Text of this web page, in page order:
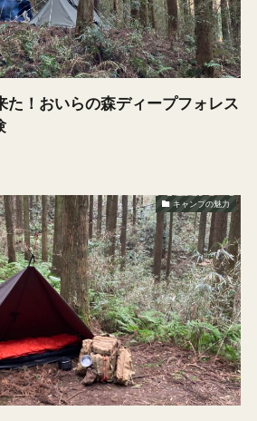
た！おいらの森ディープフォレス
キャンプの魅力